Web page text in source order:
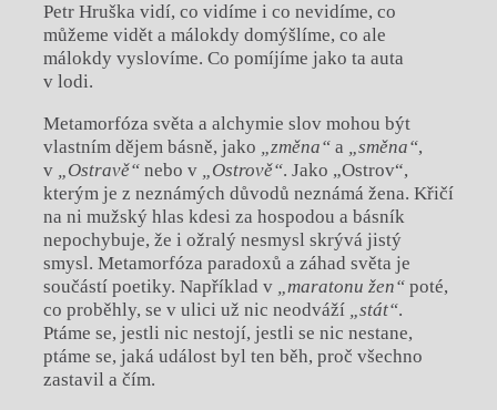
Petr Hruška vidí, co vidíme i co nevidíme, co
můžeme vidět a málokdy domýšlíme, co ale
málokdy vyslovíme. Co pomíjíme jako ta auta
v lodi.
Metamorfóza světa a alchymie slov mohou být
vlastním dějem básně, jako „změna“a „směna“,
v „Ostravě“nebo v „Ostrově“. Jako „Ostrov“,
kterým je z neznámých důvodů neznámá žena. Křičí
na ni mužský hlas kdesi za hospodou a básník
nepochybuje, že i ožralý nesmysl skrývá jistý
smysl. Metamorfóza paradoxů a záhad světa je
součástí poetiky. Například v „maratonu žen“poté,
co proběhly, se v ulici už nic neodváží „stát“.
Ptáme se, jestli nic nestojí, jestli se nic nestane,
ptáme se, jaká událost byl ten běh, proč všechno
zastavil a čím.